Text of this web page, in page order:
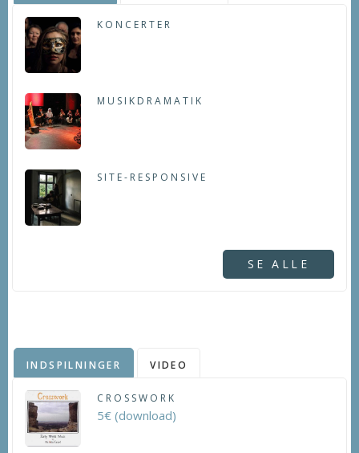
KONCERTER
MUSIKDRAMATIK
SITE-RESPONSIVE
SE ALLE
INDSPILNINGER VIDEO
CROSSWORK
5€ (download)